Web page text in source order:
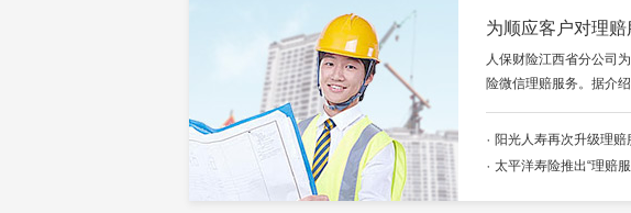
为顺应客户对理
人保财险江西省分公司
险微信理赔服务。据介
阳光人寿再次升级理
太平洋寿险推出“理赔